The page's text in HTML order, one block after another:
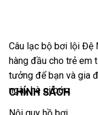
Câu lạc bộ bơi lội Đệ
hàng đầu cho trẻ em
tưởng để bạn và gia
ngày hè oi bức.
CHÍNH SÁCH
Nội quy hồ bơi